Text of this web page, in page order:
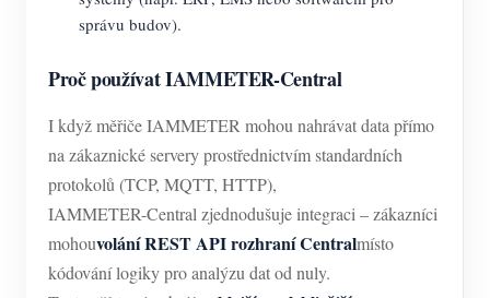
správu budov).
Proč používat IAMMETER-Central
I když měřiče IAMMETER mohou nahrávat data přímo
na zákaznické servery prostřednictvím standardních
protokolů (TCP, MQTT, HTTP),
IAMMETER-Central zjednodušuje integraci – zákazníci
mohouvolání REST API rozhraní Centralmísto
kódování logiky pro analýzu dat od nuly.